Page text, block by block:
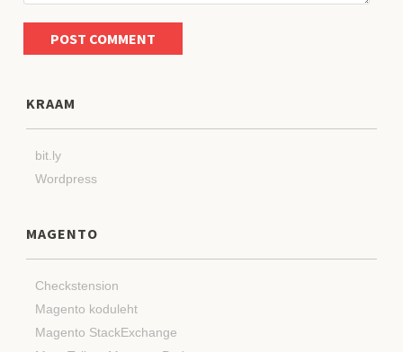
KRAAM
bit.ly
Wordpress
MAGENTO
Checkstension
Magento koduleht
Magento StackExchange